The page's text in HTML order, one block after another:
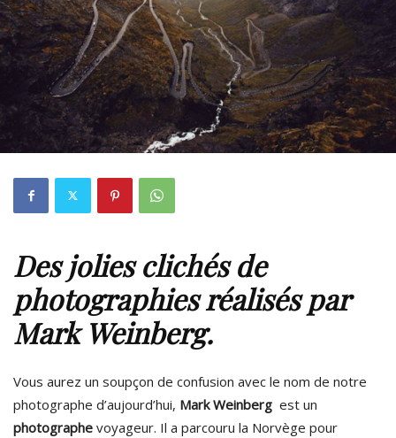
Des jolies clichés de
photographies réalisés par
Mark Weinberg.
Vous aurez un soupçon de confusion avec le nom de notre
photographe d’aujourd’hui, Mark Weinberg est un
photographe voyageur. Il a parcouru la Norvège pour